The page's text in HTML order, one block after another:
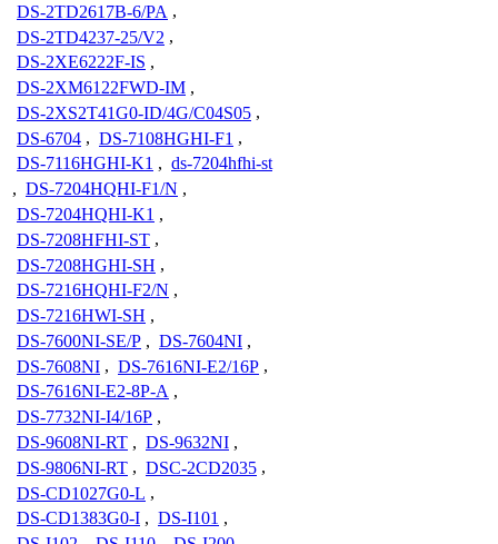
DS-2TD2617B-6/PA ,
DS-2TD4237-25/V2 ,
DS-2XE6222F-IS ,
DS-2XM6122FWD-IM ,
DS-2XS2T41G0-ID/4G/C04S05 ,
DS-6704 , DS-7108HGHI-F1 ,
DS-7116HGHI-K1 , ds-7204hfhi-st
, DS-7204HQHI-F1/N ,
DS-7204HQHI-K1 ,
DS-7208HFHI-ST ,
DS-7208HGHI-SH ,
DS-7216HQHI-F2/N ,
DS-7216HWI-SH ,
DS-7600NI-SE/P , DS-7604NI ,
DS-7608NI , DS-7616NI-E2/16P ,
DS-7616NI-E2-8P-A ,
DS-7732NI-I4/16P ,
DS-9608NI-RT , DS-9632NI ,
DS-9806NI-RT , DSC-2CD2035 ,
DS-CD1027G0-L ,
DS-CD1383G0-I , DS-I101 ,